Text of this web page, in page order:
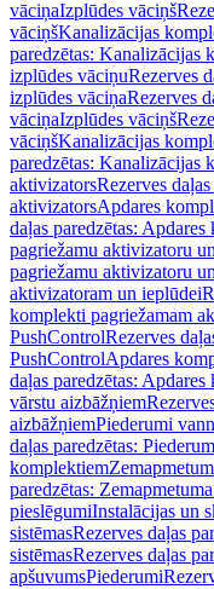
vāciņaIzplūdes vāciņš
vāciņšKanalizācijas
paredzētas: Kanalizācijas
izplūdes vāciņuRezerves
izplūdes vāciņaRezerves
vāciņaIzplūdes vāciņš
vāciņšKanalizācijas
paredzētas: Kanalizācijas
aktivizatorsRezerves
aktivizatorsApdares
daļas paredzētas:
pagriežamu aktivizatoru
pagriežamu aktivizatoru
aktivizatoram un ieplūdei
komplekti pagriežamam
PushControlRezerves
PushControlApdares
daļas paredzētas:
vārstu aizbāžņiem
aizbāžņiemPiederumi
daļas paredzētas:
komplektiem
paredzētas:
pieslēgumiInstalācijas un
sistēmasRezerves daļas
sistēmasRezerves daļas
apšuvumsPiederumi